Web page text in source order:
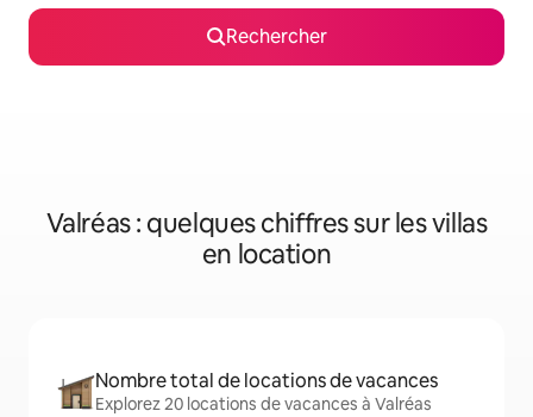
Rechercher
Valréas : quelques chiffres sur les villas
en location
Nombre total de locations de vacances
Explorez 20 locations de vacances à Valréas